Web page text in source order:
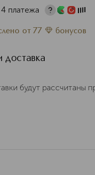
платежа
от 77 бонусов
доставка
будут рассчитаны